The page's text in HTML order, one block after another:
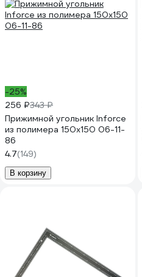
-25%
256 ₽343 ₽
Прижимной угольник Inforce
из полимера 150x150 06-11-
86
4.7(149)
В корзину